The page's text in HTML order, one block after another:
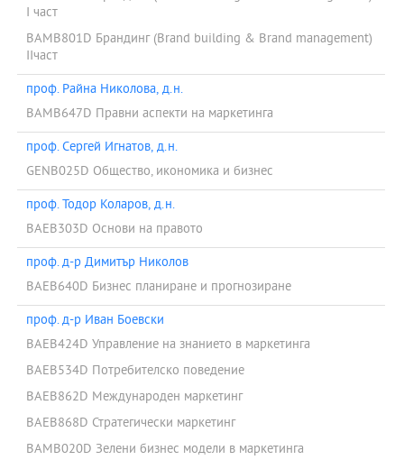
I част
BAMB801D Брандинг (Brand building & Brand management)
IIчаст
проф. Райна Николова, д.н.
BAMB647D Правни аспекти на маркетинга
проф. Сергей Игнатов, д.н.
GENB025D Общество, икономика и бизнес
проф. Тодор Коларов, д.н.
BAEB303D Основи на правото
проф. д-р Димитър Николов
BAEB640D Бизнес планиране и прогнозиране
проф. д-р Иван Боевски
BAEB424D Управление на знанието в маркетинга
BAEB534D Потребителско поведение
BAEB862D Международен маркетинг
BAEB868D Стратегически маркетинг
BAMB020D Зелени бизнес модели в маркетинга